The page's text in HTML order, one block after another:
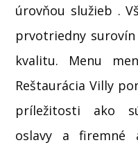
úrovňou služieb .
prvotriedny
kvalitu. Menu
Reštaurácia Villy
príležitosti ako
oslavy a firemné